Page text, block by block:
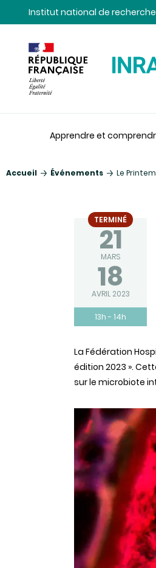
Contenu
Recherche
NavigationInstitut national de
Apprendre et
Accueil Événements Le
21
MARS
18
AVRIL 2023
13h - 14h
TERMINÉ
La Fédération
édition 2023 ».
sur le microbiote